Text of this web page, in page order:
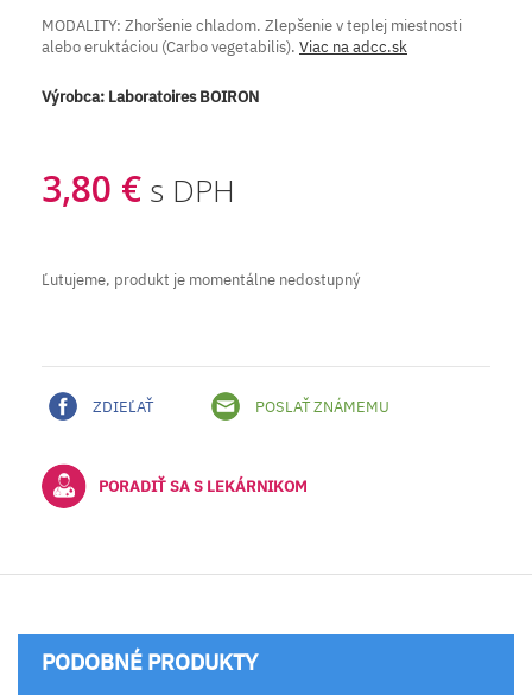
MODALITY: Zhoršenie chladom. Zlepšenie v teplej miestnosti
alebo eruktáciou (Carbo vegetabilis). Viac na adcc.sk
Výrobca: Laboratoires BOIRON
3,80 € s DPH
Ľutujeme, produkt je momentálne nedostupný
ZDIEĽAŤ POSLAŤ ZNÁMEMU
PORADIŤ SA S LEKÁRNIKOM
PODOBNÉ PRODUKTY